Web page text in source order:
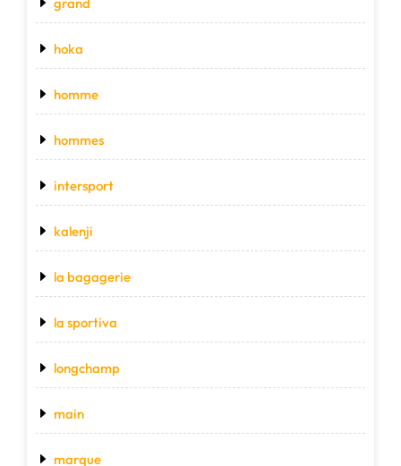
grand
hoka
homme
hommes
intersport
kalenji
la bagagerie
la sportiva
longchamp
main
marque